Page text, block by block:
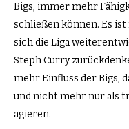
Bigs, immer mehr
schließen können. Es
sich die Liga
Steph Curry
mehr Einfluss der Bigs,
und nicht mehr nur als
agieren.